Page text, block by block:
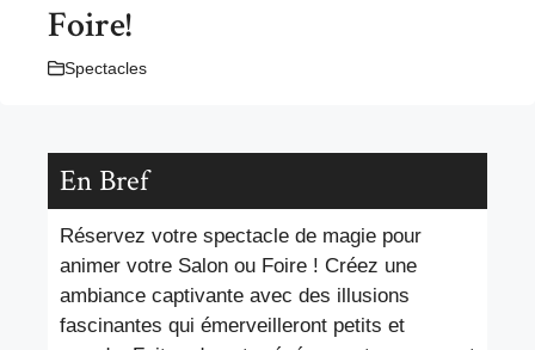
Foire!
Spectacles
En Bref
Réservez votre spectacle de magie pour
animer votre Salon ou Foire ! Créez une
ambiance captivante avec des illusions
fascinantes qui émerveilleront petits et